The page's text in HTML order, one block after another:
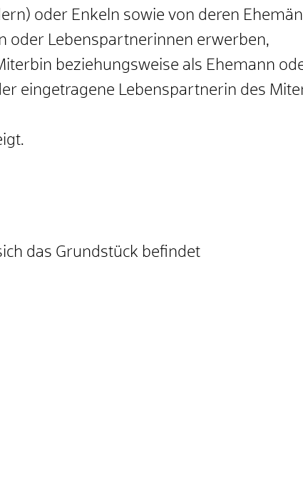
oder Enkeln sowie von deren
oder Lebenspartnerinnen erwerben,
beziehungsweise als Ehemann
eingetragene Lebenspartnerin des
das Grundstück befindet